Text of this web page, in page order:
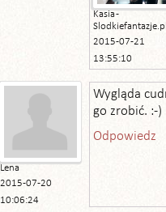
Kasia -
Slodkiefantazje.pl
2015-07-21
13:55:10
Lena
2015-07-20
10:06:24
Wygląda
go zrobić. :-)
Odpowiedz